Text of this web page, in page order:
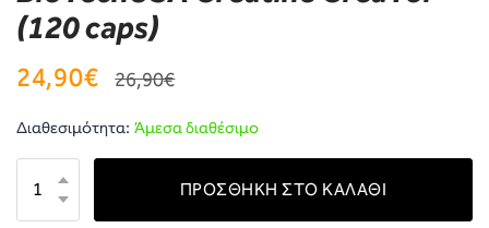
(120 caps)
24,90€ 26,90€
Διαθεσιμότητα: Άμεσα διαθέσιμο
ΠΡΟΣΘΗΚΗ ΣΤΟ ΚΑΛΑΘΙ